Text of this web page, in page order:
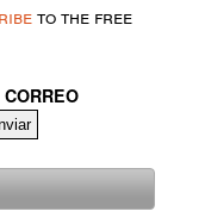
to the free